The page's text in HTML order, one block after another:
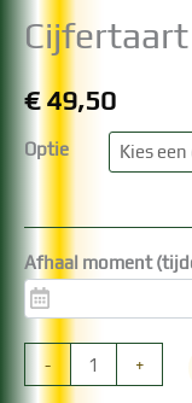
Cijfertaart
€49,50
Optie
Afhaal moment
-
Cijfertaart
aantal
+